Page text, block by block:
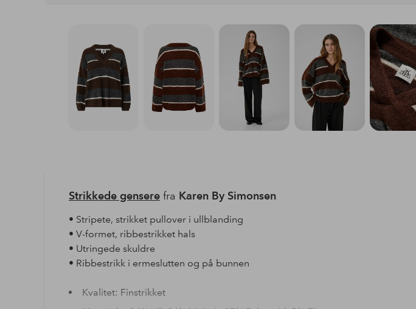
Strikkede genserefra Karen By Simonsen
• Stripete, strikket pullover i ullblanding
• V-formet, ribbestrikket hals
• Utringede skuldre
• Ribbestrikk i ermeslutten og på bunnen
Kvalitet: Finstrikket